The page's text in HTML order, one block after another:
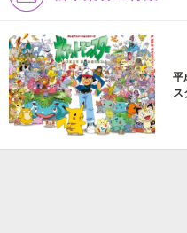
平
ス